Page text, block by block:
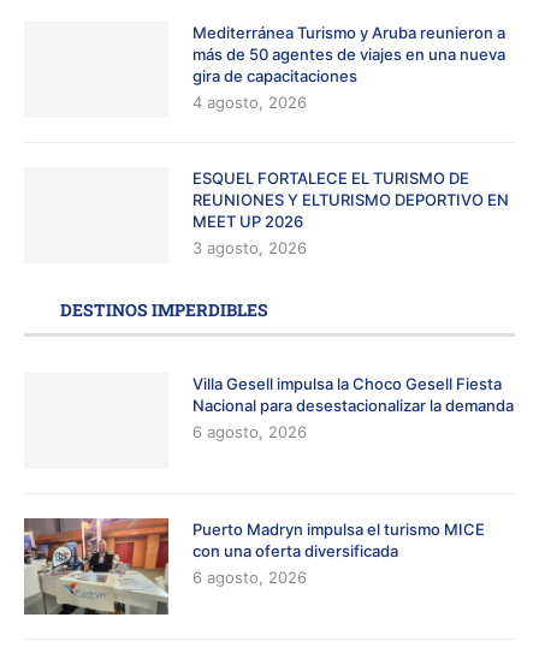
Mediterránea Turismo y Aruba reunieron a
más de 50 agentes de viajes en una nueva
gira de capacitaciones
4 agosto, 2026
ESQUEL FORTALECE EL TURISMO DE
REUNIONES Y ELTURISMO DEPORTIVO EN
MEET UP 2026
3 agosto, 2026
DESTINOS IMPERDIBLES
Villa Gesell impulsa la Choco Gesell Fiesta
Nacional para desestacionalizar la demanda
6 agosto, 2026
Puerto Madryn impulsa el turismo MICE
con una oferta diversificada
6 agosto, 2026